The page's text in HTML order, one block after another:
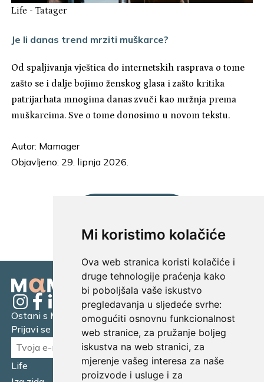
Mi koristimo kolačiće
Ova web stranica koristi kolačiće i
druge tehnologije praćenja kako
bi poboljšala vaše iskustvo
pregledavanja u sljedeće svrhe:
omogućiti osnovnu funkcionalnost
web stranice, za pružanje boljeg
iskustva na web stranici, za
mjerenje vašeg interesa za naše
proizvode i usluge i za
Life -Tatager
Je li danas trend mrziti muškarce?
Od spaljivanja vještica do internetskih rasprava o tome
zašto se i dalje bojimo ženskog glasa i zašto kritika
patrijarhata mnogima danas zvuči kao mržnja prema
muškarcima. Sve o tome donosimo u novom tekstu.
Autor: Mamager
Objavljeno: 29. lipnja 2026.
Life
Financijska pismenost
Ostani s Mamagerom
Prijavi se na naš newsletter.